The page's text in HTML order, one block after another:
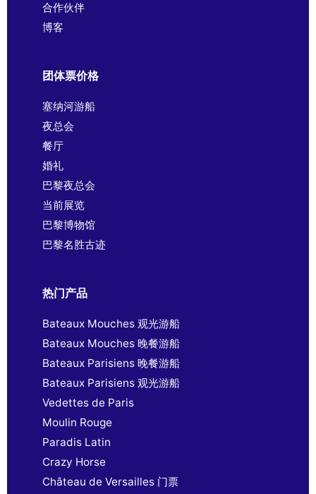
合作伙伴
博客
团体票价格
塞纳河游船
夜总会
餐厅
婚礼
巴黎夜总会
当前展览
巴黎博物馆
巴黎名胜古迹
热门产品
Bateaux Mouches 观光游船
Bateaux Mouches 晚餐游船
Bateaux Parisiens 晚餐游船
Bateaux Parisiens 观光游船
Vedettes de Paris
Moulin Rouge
Paradis Latin
Crazy Horse
Château de Versailles 门票